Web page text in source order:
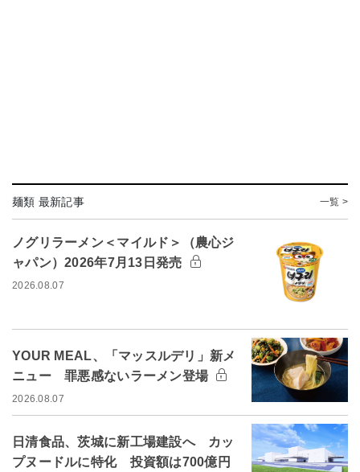
麺類 最新記事 一覧 >
ノグリラーメン＜マイルド＞（農心ジ
ャパン）2026年7月13日発売
2026.08.07
YOUR MEAL、「マッスルデリ」新メ
ニュー 罪悪感ないラーメン登場
2026.08.07
日清食品、茨城に新工場建設へ カッ
プヌードルに特化 投資額は700億円